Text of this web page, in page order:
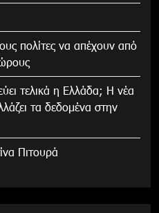
πολίτες να απέχουν από
τελικά η Ελλάδα; Η νέα
τα δεδομένα στην
Πιτουρά